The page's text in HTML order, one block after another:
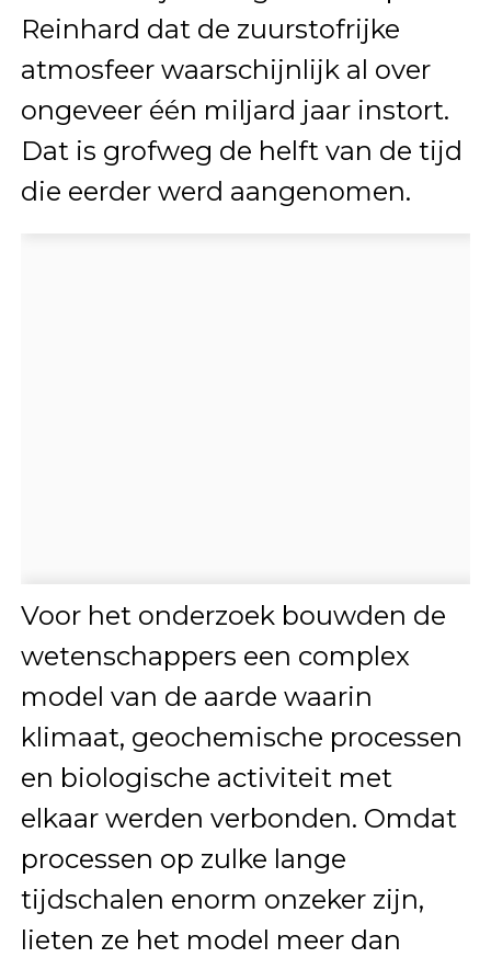
Reinhard dat de zuurstofrijke
atmosfeer waarschijnlijk al over
ongeveer één miljard jaar instort.
Dat is grofweg de helft van de tijd
die eerder werd aangenomen.
Voor het onderzoek bouwden de
wetenschappers een complex
model van de aarde waarin
klimaat, geochemische processen
en biologische activiteit met
elkaar werden verbonden. Omdat
processen op zulke lange
tijdschalen enorm onzeker zijn,
lieten ze het model meer dan